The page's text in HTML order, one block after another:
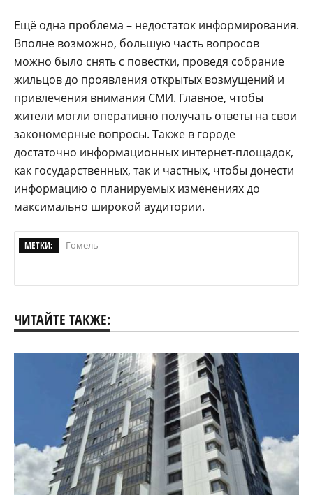
Ещё одна проблема – недостаток информирования.
Вполне возможно, большую часть вопросов
можно было снять с повестки, проведя собрание
жильцов до проявления открытых возмущений и
привлечения внимания СМИ. Главное, чтобы
жители могли оперативно получать ответы на свои
закономерные вопросы. Также в городе
достаточно информационных интернет-площадок,
как государственных, так и частных, чтобы донести
информацию о планируемых изменениях до
максимально широкой аудитории.
МЕТКИ: Гомель
ЧИТАЙТЕ ТАКЖЕ: